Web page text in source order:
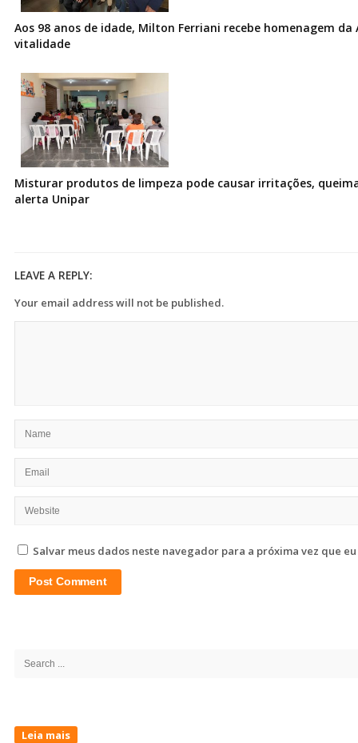
Aos 98 anos de idade, Milton Ferriani recebe homenagem da
vitalidade
Misturar produtos de limpeza pode causar irritações,
alerta Unipar
LEAVE A REPLY:
Your email address will not be published.
Salvar meus dados neste navegador para a próxima vez que
Search
Leia mais